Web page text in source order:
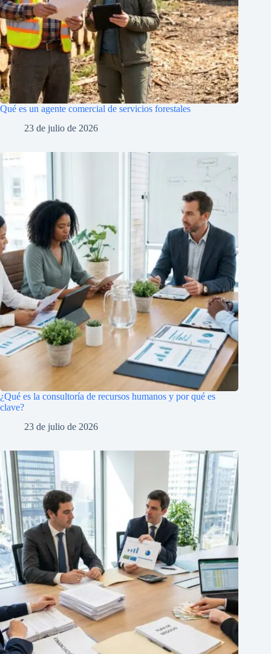
Qué es un agente comercial de servicios forestales
23 de julio de 2026
¿Qué es la consultoría de recursos humanos y por qué es
clave?
23 de julio de 2026